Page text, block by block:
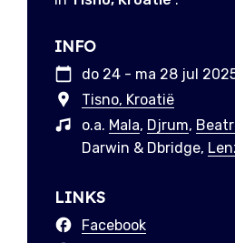
INFO
do 24 - ma 28 jul
Tisno, Kroatië
o.a. Mala, Djrum,
Darwin & Dbridge,
LINKS
Facebook